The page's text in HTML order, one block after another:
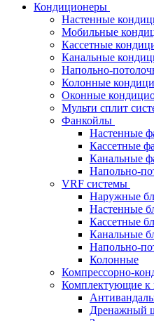
Кондиционеры
Настенные
Мобильные
Кассетные
Канальные
Напольно-
Колонные
Оконные
Мульти сплит
Фанкойлы
Настенные
Кассетные
Канальные
Напольно-
VRF системы
Наружные
Настенные
Кассетные
Канальные
Напольно-
Колонные
Компрессорно-
Комплектующие к
Дренажный